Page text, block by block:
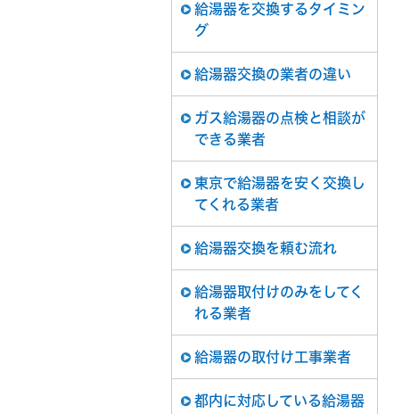
給湯器を交換するタイミン
グ
給湯器交換の業者の違い
ガス給湯器の点検と相談が
できる業者
東京で給湯器を安く交換し
てくれる業者
給湯器交換を頼む流れ
給湯器取付けのみをしてく
れる業者
給湯器の取付け工事業者
都内に対応している給湯器